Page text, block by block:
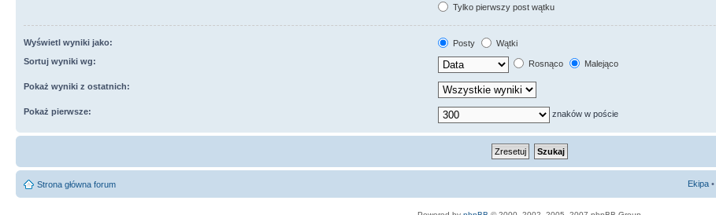
Tylko pierwszy post wątku
Wyświetl wyniki jako: Posty
Wątki
Sortuj wyniki wg:
Rosnąco Malejąco
Pokaż wyniki z ostatnich:
Pokaż pierwsze: znaków w poście
Strona główna forum Ekipa •